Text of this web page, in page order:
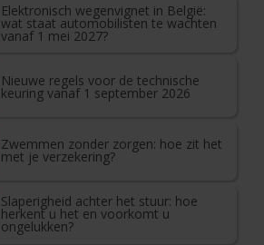
Elektronisch wegenvignet in België:
wat staat automobilisten te wachten
vanaf 1 mei 2027?
Nieuwe regels voor de technische
keuring vanaf 1 september 2026
Zwemmen zonder zorgen: hoe zit het
met je verzekering?
Slaperigheid achter het stuur: hoe
herkent u het en voorkomt u
ongelukken?